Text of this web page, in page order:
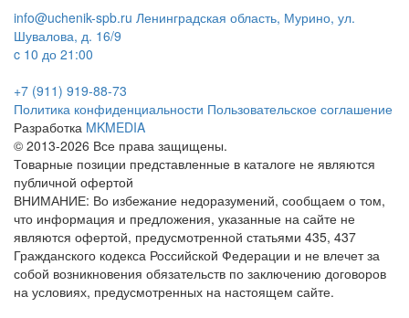
info@uchenik-spb.ru Ленинградская область, Мурино, ул.
Шувалова, д. 16/9
c 10 до 21:00
+7 (911) 919-88-73
Политика конфиденциальности Пользовательское соглашение
Разработка MKMEDIA
© 2013-2026 Все права защищены.
Товарные позиции представленные в каталоге не являются
публичной офертой
ВНИМАНИЕ: Во избежание недоразумений, сообщаем о том,
что информация и предложения, указанные на сайте не
являются офертой, предусмотренной статьями 435, 437
Гражданского кодекса Российской Федерации и не влечет за
собой возникновения обязательств по заключению договоров
на условиях, предусмотренных на настоящем сайте.